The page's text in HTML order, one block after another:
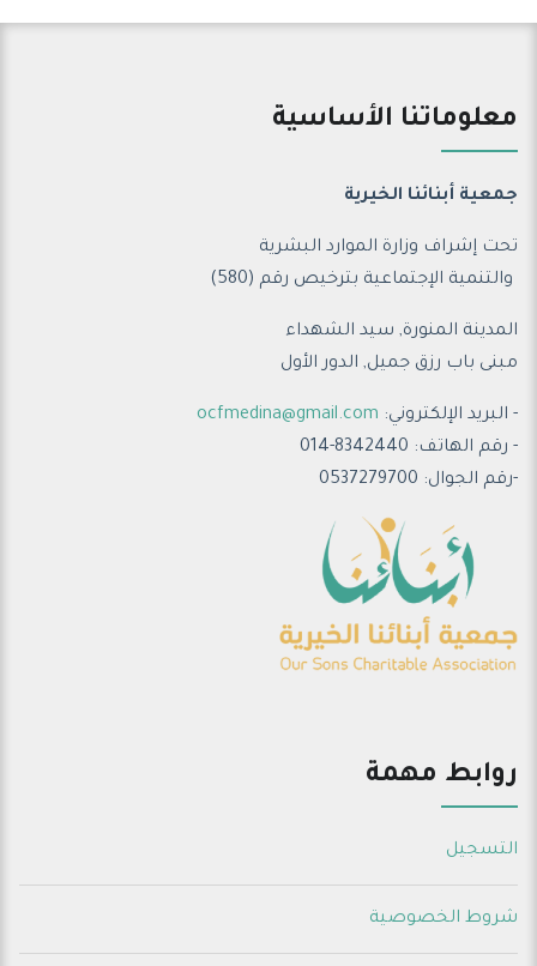
معلوماتنا الأساسية
جمعية أبنائنا الخيرية
تحت إشراف وزارة الموارد البشرية
والتنمية الإجتماعية بترخيص رقم (580)
المدينة المنورة, سيد الشهداء
مبنى باب رزق جميل, الدور الأول
- البريد الإلكتروني: ocfmedina@gmail.com
- رقم الهاتف: 8342440-014
-رقم الجوال: 0537279700
روابط مهمة
التسجيل
شروط الخصوصية